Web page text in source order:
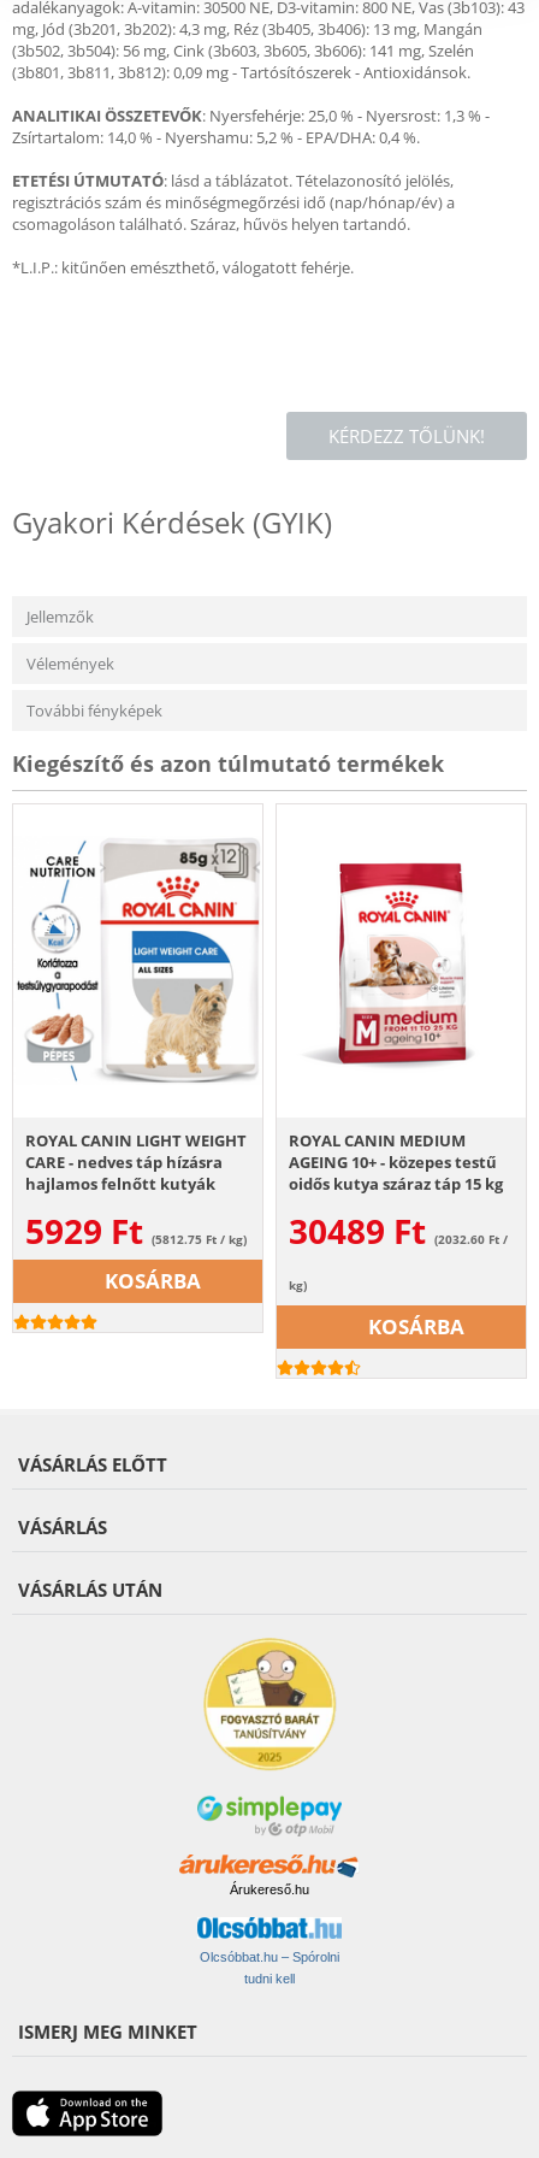
adalékanyagok: A-vitamin: 30500 NE, D3-vitamin: 800 NE, Vas (3b103): 43
mg, Jód (3b201, 3b202): 4,3 mg, Réz (3b405, 3b406): 13 mg, Mangán
(3b502, 3b504): 56 mg, Cink (3b603, 3b605, 3b606): 141 mg, Szelén
(3b801, 3b811, 3b812): 0,09 mg - Tartósítószerek - Antioxidánsok.
ANALITIKAI ÖSSZETEVŐK: Nyersfehérje: 25,0 % - Nyersrost: 1,3 % -
Zsírtartalom: 14,0 % - Nyershamu: 5,2 % - EPA/DHA: 0,4 %.
ETETÉSI ÚTMUTATÓ: lásd a táblázatot. Tételazonosító jelölés,
regisztrációs szám és minőségmegőrzési idő (nap/hónap/év) a
csomagoláson található. Száraz, hűvös helyen tartandó.
*L.I.P.: kitűnően emészthető, válogatott fehérje.
KÉRDEZZ TŐLÜNK!
Gyakori Kérdések (GYIK)
Jellemzők
Vélemények
További fényképek
Kiegészítő és azon túlmutató termékek
ROYAL CANIN LIGHT WEIGHT
CARE - nedves táp hízásra
hajlamos felnőtt kutyák
5929 Ft (5812.75 Ft / kg)
KOSÁRBA
ROYAL CANIN MEDIUM
AGEING 10+ - közepes testű
oidős kutya száraz táp 15 kg
30489 Ft (2032.60 Ft /
kg)
KOSÁRBA
VÁSÁRLÁS ELŐTT
VÁSÁRLÁS
VÁSÁRLÁS UTÁN
Árukereső.hu
Olcsóbbat.hu – Spórolni
tudni kell
ISMERJ MEG MINKET